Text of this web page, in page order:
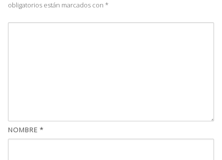
obligatorios están marcados con *
NOMBRE *